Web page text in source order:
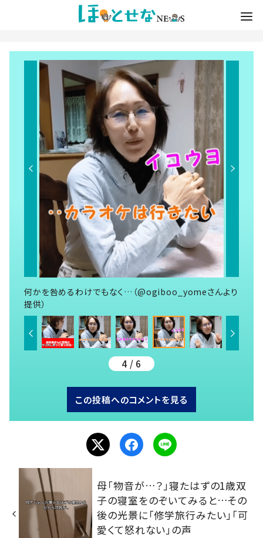
何かを咎めるわけでもなく…（@ogiboo_yomeさんより
提供）
4 / 6
この投稿へのコメントを見る
母「物音が…？」寝たはずの1歳双
子の寝室をのぞいてみると…その
後の光景に「修学旅行みたい」「可
愛くて怒れない」の声